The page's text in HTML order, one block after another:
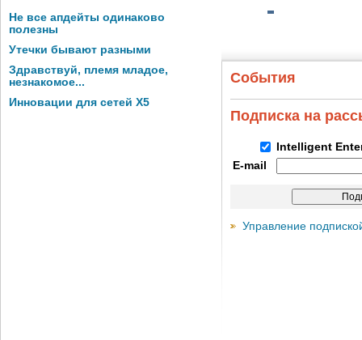
Не все апдейты одинаково
полезны
Утечки бывают разными
Здравствуй, племя младое,
незнакомое...
Инновации для сетей X5
События
Подписка на
Intelligent
E-mail
Управление